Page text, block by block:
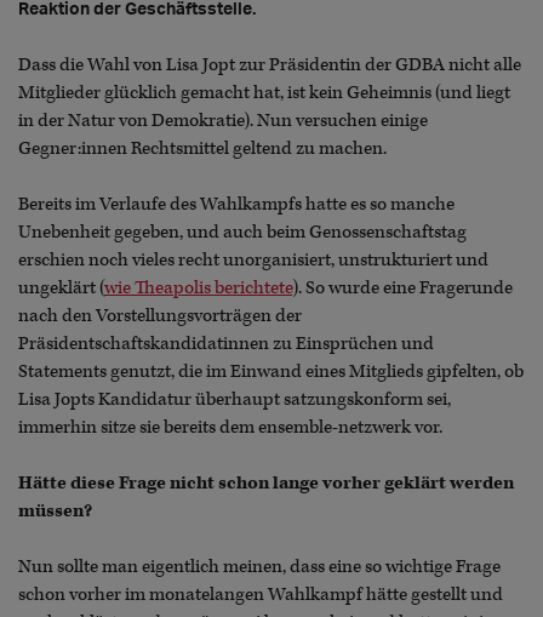
Reaktion der Geschäftsstelle.
Dass die Wahl von Lisa Jopt zur Präsidentin der GDBA nicht alle
Mitglieder glücklich gemacht hat, ist kein Geheimnis (und liegt
in der Natur von Demokratie). Nun versuchen einige
Gegner:innen Rechtsmittel geltend zu machen.
Bereits im Verlaufe des Wahlkampfs hatte es so manche
Unebenheit gegeben, und auch beim Genossenschaftstag
erschien noch vieles recht unorganisiert, unstrukturiert und
ungeklärt (wie Theapolis berichtete). So wurde eine Fragerunde
nach den Vorstellungsvorträgen der
Präsidentschaftskandidatinnen zu Einsprüchen und
Statements genutzt, die im Einwand eines Mitglieds gipfelten, ob
Lisa Jopts Kandidatur überhaupt satzungskonform sei,
immerhin sitze sie bereits dem ensemble-netzwerk vor.
Hätte diese Frage nicht schon lange vorher geklärt werden
müssen?
Nun sollte man eigentlich meinen, dass eine so wichtige Frage
schon vorher im monatelangen Wahlkampf hätte gestellt und